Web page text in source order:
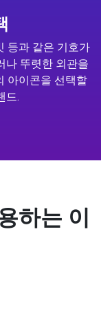
등과 같은 기호가
나 뚜렷한 외관을
아이콘을 선택할
드.
하는 이